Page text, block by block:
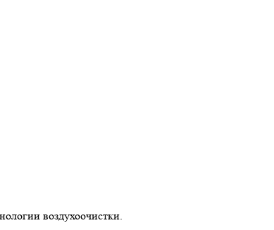
воздухоочистки.